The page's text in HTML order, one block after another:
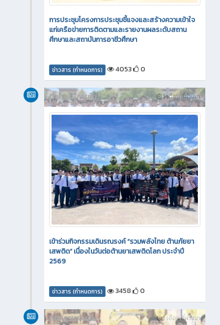
การประชุมโครงการประชุมชี้แจงและสร้างความเข้าใจ
แก่เครือข่ายการติดตามและรายงานผลระดับสถาน
ศึกษาและสถาบันการอาชีวศึกษา
ข่าวสาร (กำหนดการ) 4053 0
1 เดือน ที่ผ่านมา
กิจกรรมภายใน
เข้าร่วมกิจกรรมเดินรณรงค์ “รวมพลังไทย ต้านภัยยา
เสพติด” เนื่องในวันต่อต้านยาเสพติดโลก ประจำปี
2569
ข่าวสาร (กำหนดการ) 3458 0
1 เดือน ที่ผ่านมา
กิจกรรมภายใน